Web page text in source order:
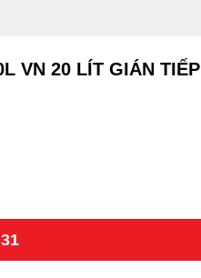
VN 20 LÍT GIÁN TIẾP